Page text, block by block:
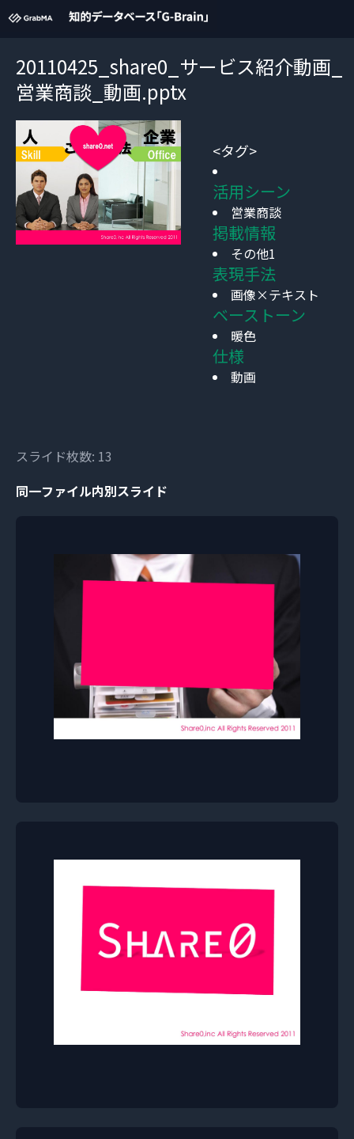
20110425_share0_サービス紹介動画_
営業商談_動画.pptx
<タグ>
活用シーン
営業商談
掲載情報
その他1
表現手法
画像×テキスト
ベーストーン
暖色
仕様
動画
スライド枚数: 13
同一ファイル内別スライド